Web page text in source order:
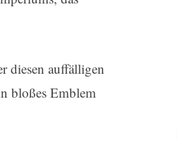
diesen auffälligen
bloßes Emblem